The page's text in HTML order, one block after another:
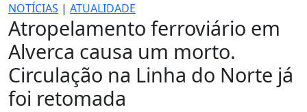
NOTÍCIAS | ATUALIDADE
Atropelamento ferroviário em
Alverca causa um morto.
Circulação na Linha do Norte já
foi retomada